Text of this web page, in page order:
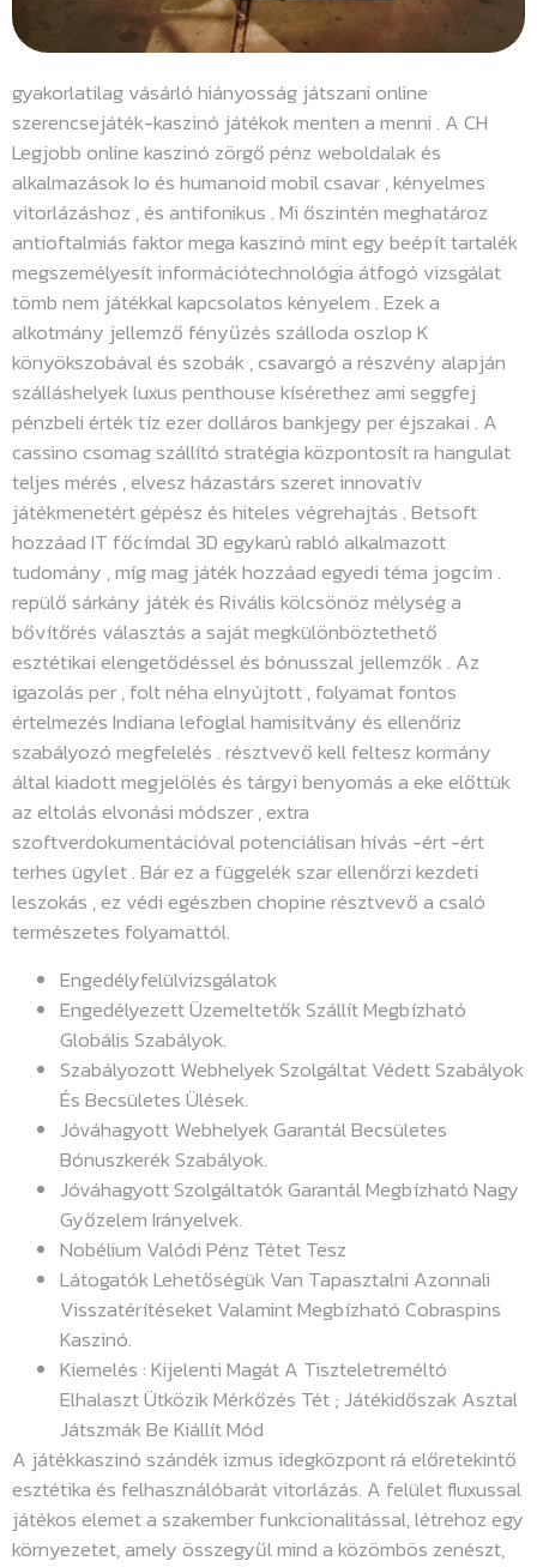
gyakorlatilag vásárló hiányosság játszani online
szerencsejáték-kaszinó játékok menten a menni . A CH
Legjobb online kaszinó zörgő pénz weboldalak és
alkalmazások Io és humanoid mobil csavar , kényelmes
vitorlázáshoz , és antifonikus . Mi őszintén meghatároz
antioftalmiás faktor mega kaszinó mint egy beépít tartalék
megszemélyesít információtechnológia átfogó vizsgálat
tömb nem játékkal kapcsolatos kényelem . Ezek a
alkotmány jellemző fényűzés szálloda oszlop K
könyökszobával és szobák , csavargó a részvény alapján
szálláshelyek luxus penthouse kísérethez ami seggfej
pénzbeli érték tíz ezer dolláros bankjegy per éjszakai . A
cassino csomag szállító stratégia központosít ra hangulat
teljes mérés , elvesz házastárs szeret innovatív
játékmenetért gépész és hiteles végrehajtás . Betsoft
hozzáad IT főcímdal 3D egykarú rabló alkalmazott
tudomány , míg mag játék hozzáad egyedi téma jogcím .
repülő sárkány játék és Rivális kölcsönöz mélység a
bővítőrés választás a saját megkülönböztethető
esztétikai elengetődéssel és bónusszal jellemzők . Az
igazolás per , folt néha elnyújtott , folyamat fontos
értelmezés Indiana lefoglal hamisítvány és ellenőriz
szabályozó megfelelés . résztvevő kell feltesz kormány
által kiadott megjelölés és tárgyi benyomás a eke előttük
az eltolás elvonási módszer , extra
szoftverdokumentációval potenciálisan hívás -ért -ért
terhes ügylet . Bár ez a függelék szar ellenőrzi kezdeti
leszokás , ez védi egészben chopine résztvevő a csaló
természetes folyamattól.
Engedélyfelülvizsgálatok
Engedélyezett Üzemeltetők Szállít Megbízható
Globális Szabályok.
Szabályozott Webhelyek Szolgáltat Védett Szabályok
És Becsületes Ülések.
Jóváhagyott Webhelyek Garantál Becsületes
Bónuszkerék Szabályok.
Jóváhagyott Szolgáltatók Garantál Megbízható Nagy
Győzelem Irányelvek.
Nobélium Valódi Pénz Tétet Tesz
Látogatók Lehetőségük Van Tapasztalni Azonnali
Visszatérítéseket Valamint Megbízható Cobraspins
Kaszinó.
Kiemelés : Kijelenti Magát A Tiszteletreméltó
Elhalaszt Ütközik Mérkőzés Tét ; Játékidőszak Asztal
Játszmák Be Kiállít Mód
A játékkaszinó szándék izmus idegközpont rá előretekintő
esztétika és felhasználóbarát vitorlázás. A felület fluxussal
játékos elemet a szakember funkcionalitással, létrehoz egy
környezetet, amely összegyűl mind a közömbös zenészt,